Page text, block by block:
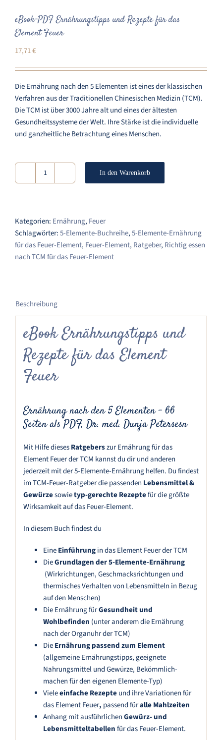
eBook-PDF Ernährungstipps und Rezepte für das
Element Feuer
17,71€
Die Ernährung nach den 5 Elementen ist eines der klassischen
Verfahren aus der Traditionellen Chinesischen Medizin (TCM).
Die TCM ist über 3000 Jahre alt und eines der ältesten
Gesundheitssysteme der Welt. Ihre Stärke ist die individuelle
und ganzheitliche Betrachtung eines Menschen.
eBook-
Rezepte
für
das
Element
In den Warenkorb
Kategorien: Ernährung, Feuer
Schlagwörter:5-Elemente-Buchreihe,5-Elemente-Ernährung
für das Feuer-Element, Feuer-Element, Ratgeber, Richtig essen
nach TCM für das Feuer-Element
Beschreibung
eBook Ernährungstipps und
Rezepte für das Element
Feuer
Ernährung nach den 5 Elementen – 66
Seiten als PDF, Dr. med. Dunja Petersesn
Mit Hilfe diesesRatgeberszur Ernährung für das
Element Feuer der TCM kannst du dir und anderen
jederzeit mit der 5-Elemente-Ernährung helfen. Du findest
im TCM-Feuer-Ratgeber die passenden Lebensmittel &
Gewürzesowietyp-gerechte Rezeptefür die größte
Wirksamkeit auf das Feuer-Element.
In diesem Buch findest du
EineEinführungin das Element Feuer der TCM
DieGrundlagen der 5-Elemente-Ernährung
(Wirkrichtungen, Geschmacksrichtungen und
thermisches Verhalten von Lebensmitteln in Bezug
auf den Menschen)
Die Ernährung fürGesundheit und
Wohlbefinden (unter anderem die Ernährung
nach der Organuhr der TCM)
DieErnährung passend zum Element
(allgemeine Ernährungstipps, geeignete
Nahrungsmittel und Gewürze, Bekömmlich-
machen für den eigenen Elemente-Typ)
Vieleeinfache Rezepteund ihre Variationen für
das Element Feuer, passendfüralle Mahlzeiten
Anhang mit ausführlichenGewürz- und
Lebensmitteltabellenfür das Feuer-Element.